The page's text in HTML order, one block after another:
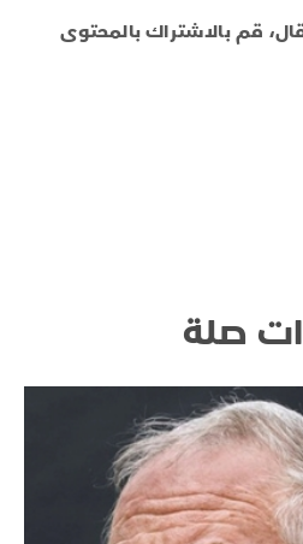
قم بالاشتراك بالمحتوى
صلة